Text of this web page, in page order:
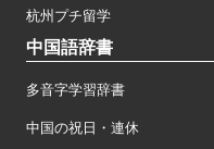
杭州プチ留学
中国語辞書
多音字学習辞書
中国の祝日・連休